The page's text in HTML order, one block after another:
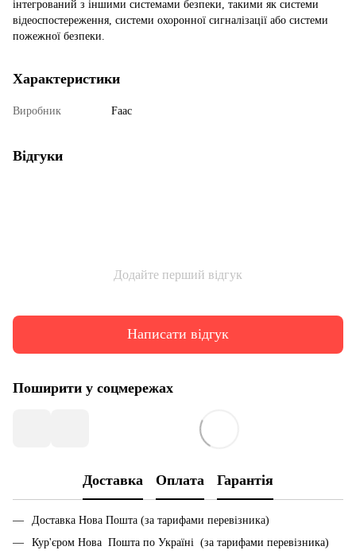
інтегрований з іншими системами безпеки, такими як системи
відеоспостереження, системи охоронної сигналізації або системи
пожежної безпеки.
Характеристики
Виробник Faac
Відгуки
Додайте перший відгук
Написати відгук
Поширити у соцмережах
Доставка Оплата Гарантія
Доставка Нова Пошта (за тарифами перевізника)
Кур'єром Нова Пошта по Україні (за тарифами перевізника)